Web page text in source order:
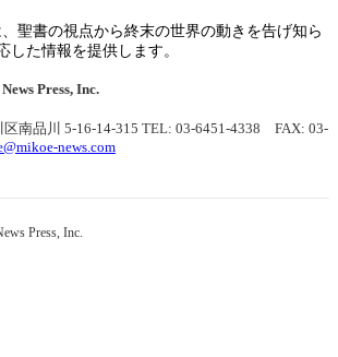
、聖書の視点から終末の世界の動きを告げ知ら
した情報を提供します。
Press, Inc.
南品川 5-16-14-315 TEL: 03-6451-4338 FAX: 03-
news.com
Press, Inc.